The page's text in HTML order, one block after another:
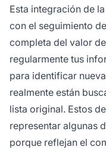
Esta integración de
con el seguimiento
completa del valor
regularmente tus
para identificar
realmente están
lista original. Estos
representar algunas
porque reflejan el